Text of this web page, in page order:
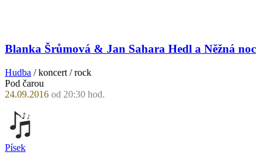
Blanka Šrůmová & Jan Sahara Hedl a Něžná noc
Hudba / koncert / rock
Pod čarou
24.09.2016 od 20:30 hod.
Písek